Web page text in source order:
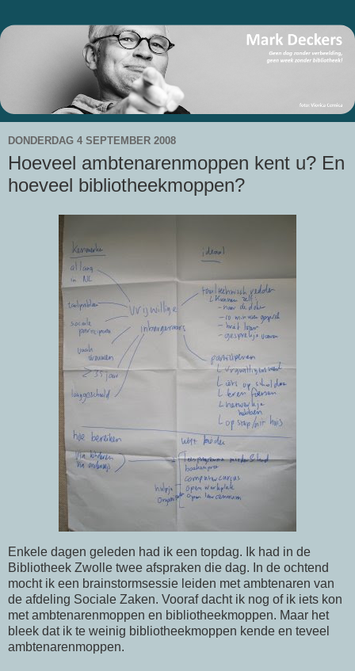
DONDERDAG 4 SEPTEMBER 2008
Hoeveel ambtenarenmoppen kent u? En
hoeveel bibliotheekmoppen?
Enkele dagen geleden had ik een topdag. Ik had in de
Bibliotheek Zwolle twee afspraken die dag. In de ochtend
mocht ik een brainstormsessie leiden met ambtenaren van
de afdeling Sociale Zaken. Vooraf dacht ik nog of ik iets kon
met ambtenarenmoppen en bibliotheekmoppen. Maar het
bleek dat ik te weinig bibliotheekmoppen kende en teveel
ambtenarenmoppen.